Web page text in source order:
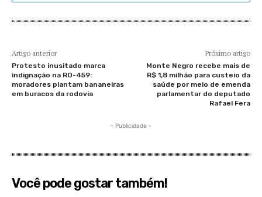
Artigo anterior
Protesto inusitado marca
indignação na RO-459:
moradores plantam bananeiras
em buracos da rodovia
Próximo artigo
Monte Negro recebe mais de
R$ 1,8 milhão para custeio da
saúde por meio de emenda
parlamentar do deputado
Rafael Fera
- Publicidade -
Você pode gostar também!